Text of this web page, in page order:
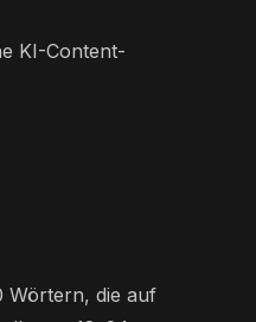
KI-Content-
Wörtern, die auf